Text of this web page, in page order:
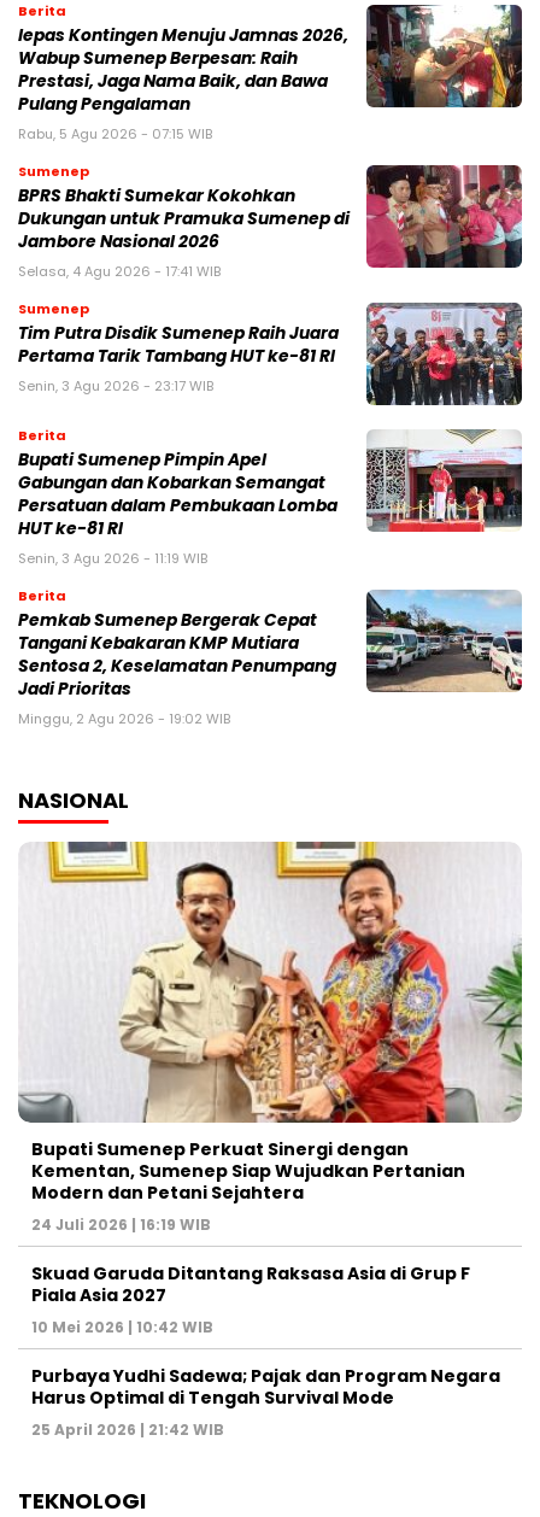
Berita
lepas Kontingen Menuju Jamnas 2026,
Wabup Sumenep Berpesan: Raih
Prestasi, Jaga Nama Baik, dan Bawa
Pulang Pengalaman
Rabu, 5 Agu 2026 - 07:15 WIB
Sumenep
BPRS Bhakti Sumekar Kokohkan
Dukungan untuk Pramuka Sumenep di
Jambore Nasional 2026
Selasa, 4 Agu 2026 - 17:41 WIB
Sumenep
Tim Putra Disdik Sumenep Raih Juara
Pertama Tarik Tambang HUT ke-81 RI
Senin, 3 Agu 2026 - 23:17 WIB
Berita
Bupati Sumenep Pimpin Apel
Gabungan dan Kobarkan Semangat
Persatuan dalam Pembukaan Lomba
HUT ke-81 RI
Senin, 3 Agu 2026 - 11:19 WIB
Berita
Pemkab Sumenep Bergerak Cepat
Tangani Kebakaran KMP Mutiara
Sentosa 2, Keselamatan Penumpang
Jadi Prioritas
Minggu, 2 Agu 2026 - 19:02 WIB
NASIONAL
Bupati Sumenep Perkuat Sinergi dengan
Kementan, Sumenep Siap Wujudkan Pertanian
Modern dan Petani Sejahtera
24 Juli 2026 | 16:19 WIB
Skuad Garuda Ditantang Raksasa Asia di Grup F
Piala Asia 2027
10 Mei 2026 | 10:42 WIB
Purbaya Yudhi Sadewa; Pajak dan Program Negara
Harus Optimal di Tengah Survival Mode
25 April 2026 | 21:42 WIB
TEKNOLOGI